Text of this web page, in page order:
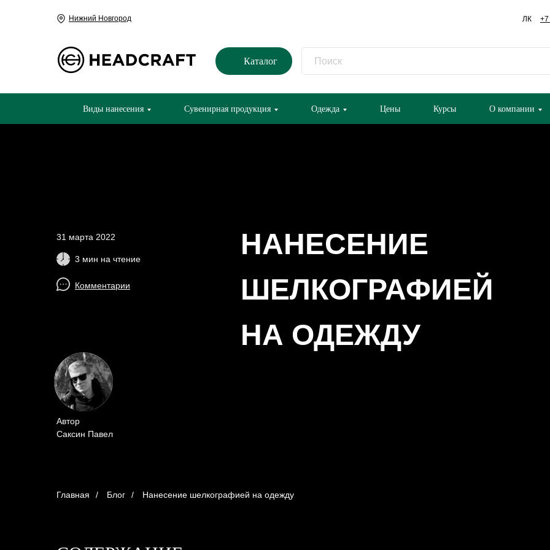
Нижний Новгород ЛК
Каталог
Виды нанесения Сувенирная продукция Одежда Цены Курсы О компании
Комментарии
3 мин на чтение
НАНЕСЕНИЕ
ШЕЛКОГРАФИЕЙ
НА ОДЕЖДУ
31 марта 2022
Автор
Саксин Павел
Главная / Блог / Нанесение шелкографией на одежду